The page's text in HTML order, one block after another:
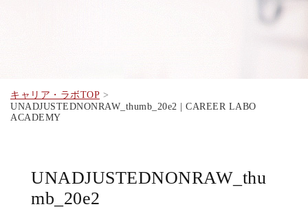
キャリア・ラボTOP
UNADJUSTEDNONRAW_thumb_20e2 | CAREER LABO
ACADEMY
UNADJUSTEDNONRAW_thu
mb_20e2